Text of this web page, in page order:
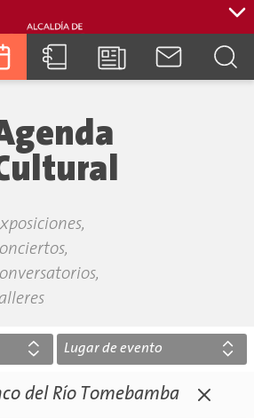
del Río Tomebamba
Lugar de evento